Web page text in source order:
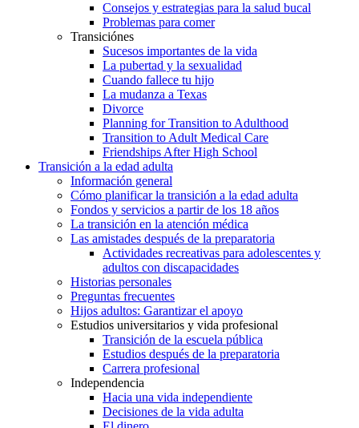
Consejos y estrategias para la salud bucal
Problemas para comer
Transiciónes
Sucesos importantes de la vida
La pubertad y la sexualidad
Cuando fallece tu hijo
La mudanza a Texas
Divorce
Planning for Transition to Adulthood
Transition to Adult Medical Care
Friendships After High School
Transición a la edad adulta
Información general
Cómo planificar la transición a la edad adulta
Fondos y servicios a partir de los 18 años
La transición en la atención médica
Las amistades después de la preparatoria
Actividades recreativas para adolescentes y
adultos con discapacidades
Historias personales
Preguntas frecuentes
Hijos adultos: Garantizar el apoyo
Estudios universitarios y vida profesional
Transición de la escuela pública
Estudios después de la preparatoria
Carrera profesional
Independencia
Hacia una vida independiente
Decisiones de la vida adulta